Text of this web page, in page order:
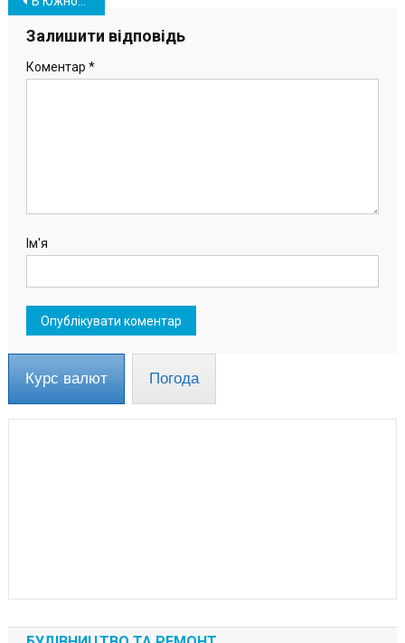
записів
Залишити відповідь
Коментар *
Ім'я
Курс валют Погода